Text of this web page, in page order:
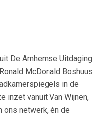
In
Aanmelden
Agenda 2026
De Arnhemse Uitdaging
McDonald Boshuus
in de
inzet vanuit Van Wijnen,
ons netwerk, én de